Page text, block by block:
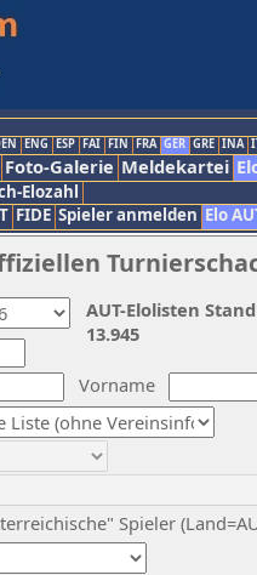
ENG ESP FAI FIN FRA GER GRE INA
Foto-Galerie Meldekartei
Elozahl
FIDE Spieler anmelden Elo
Vorname
Spieler
AUT-Elolisten
13.945